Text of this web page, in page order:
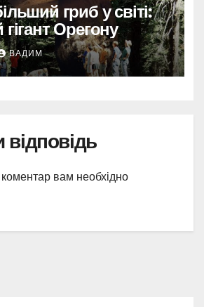
гриб у світі:
Орегону
ВАДИМ
вам необхідно